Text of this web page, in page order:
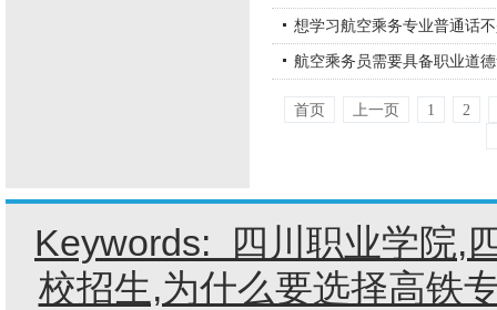
想学习航空乘务专业普通话
航空乘务员需要具备职业道
首页 上一页 1
2
Keywords: 四川职业学院,
校招生,为什么要选择高铁